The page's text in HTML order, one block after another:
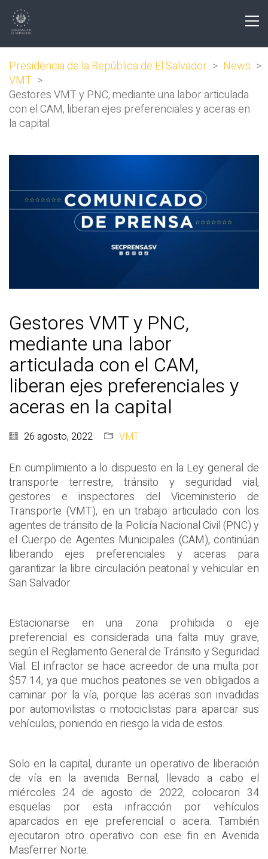
Presidencia de la República de El Salvador > News >
VMT >
Gestores VMT y PNC, mediante una labor articulada
con el CAM, liberan ejes preferenciales y aceras en
la capital
Gestores VMT y PNC,
mediante una labor
articulada con el CAM,
liberan ejes preferenciales y
aceras en la capital
26 agosto, 2022 VMT
En cumplimiento a lo dispuesto en la Ley general de
transporte terrestre, tránsito y seguridad vial,
gestores e inspectores del Viceministerio de
Transporte (VMT), en un trabajo articulado con los
agentes de tránsito de la Policía Nacional Civil (PNC) y
el Cuerpo de Agentes Municipales (CAM), continúan
liberando ejes preferenciales y aceras para
garantizar la libre circulación peatonal y vehicular en
San Salvador.
Estacionarse en una zona prohibida o eje
preferencial es considerada una falta muy grave,
según el Reglamento General de Tránsito y Seguridad
Vial. El infractor se hace acreedor de una multa por
$57.14, ya que muchos peatones se ven obligados a
caminar por la vía, porque las aceras son invadidas
por automovilistas o motociclistas para aparcar sus
vehículos, poniendo en riesgo la vida de estos.
Solo en la capital, durante un operativo de liberación
de vía en la avenida Bernal, llevado a cabo el
miércoles 24 de agosto de 2022, colocaron 34
esquelas por esta infracción por vehículos
aparcados en eje preferencial o acera. También
ejecutaron otro operativo con ese fin en Avenida
Masferrer Norte.